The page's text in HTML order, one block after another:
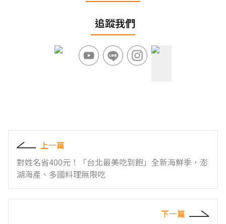
追蹤我們
上一篇
對姓名省400元！「台北最美吃到飽」全新海鮮季，澎
湖海產、多國料理無限吃
下一篇